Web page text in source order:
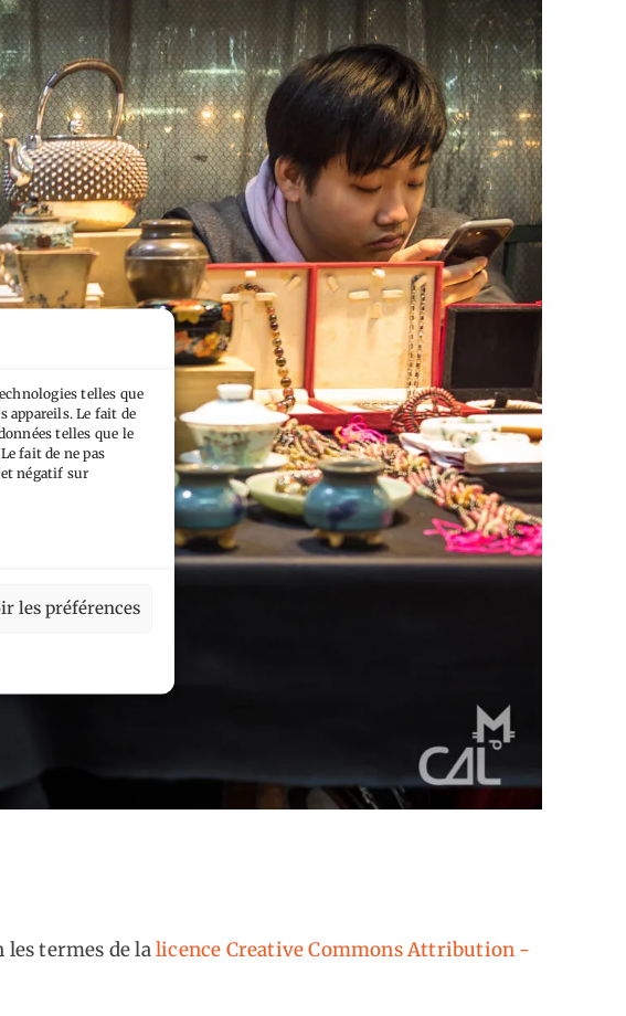
telles que
appareils. Le fait de
telles que le
fait de ne pas
négatif sur
les préférences
les termes de lalicence Creative Commons Attribution -